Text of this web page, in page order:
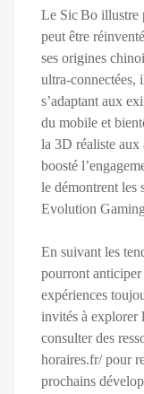
Le Sic Bo illustre
peut être
ses origines
ultra‑connectées,
s’adaptant aux
du mobile et
la 3D réaliste aux
boosté
le démontrent les
Evolution
En suivant les
pourront
expériences
invités à explorer
consulter des
horaires.fr/ pour
prochains